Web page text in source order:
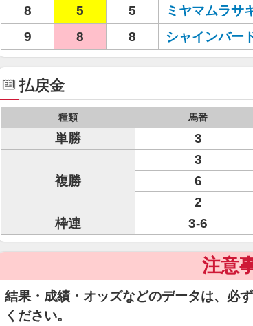
8
5 5 ミヤマムラサ
9
8 8 シャインバー
払戻金
種類 馬番
単勝 3
複勝
3
6
2
枠連
3-6
注意
結果・成績・オッズなどのデータは、必
ください。